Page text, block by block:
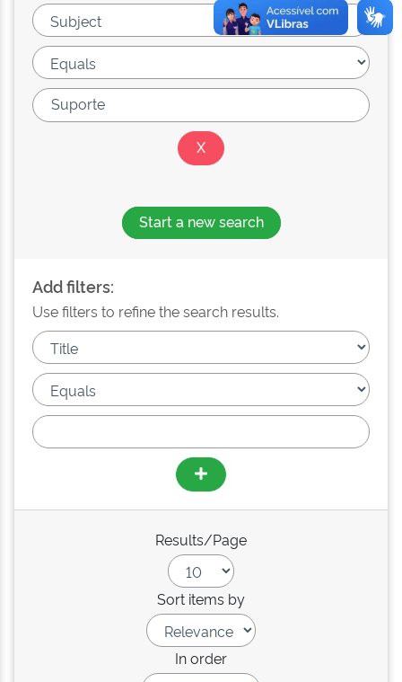
Start a new search
Add filters:
Use filters to refine the search results.
Results/Page
Sort items by
In order